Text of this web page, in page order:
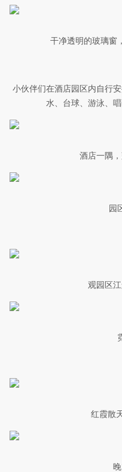
干净透明的玻璃窗
小伙伴们在酒店园区内自行
水、台球、游泳、
酒店一隅
园
观园区
红霞散